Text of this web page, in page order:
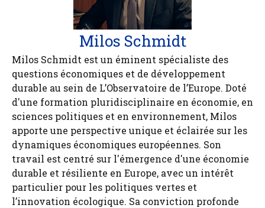
Milos Schmidt
Milos Schmidt est un éminent spécialiste des
questions économiques et de développement
durable au sein de L’Observatoire de l’Europe. Doté
d'une formation pluridisciplinaire en économie, en
sciences politiques et en environnement, Milos
apporte une perspective unique et éclairée sur les
dynamiques économiques européennes. Son
travail est centré sur l'émergence d'une économie
durable et résiliente en Europe, avec un intérêt
particulier pour les politiques vertes et
l’innovation écologique. Sa conviction profonde